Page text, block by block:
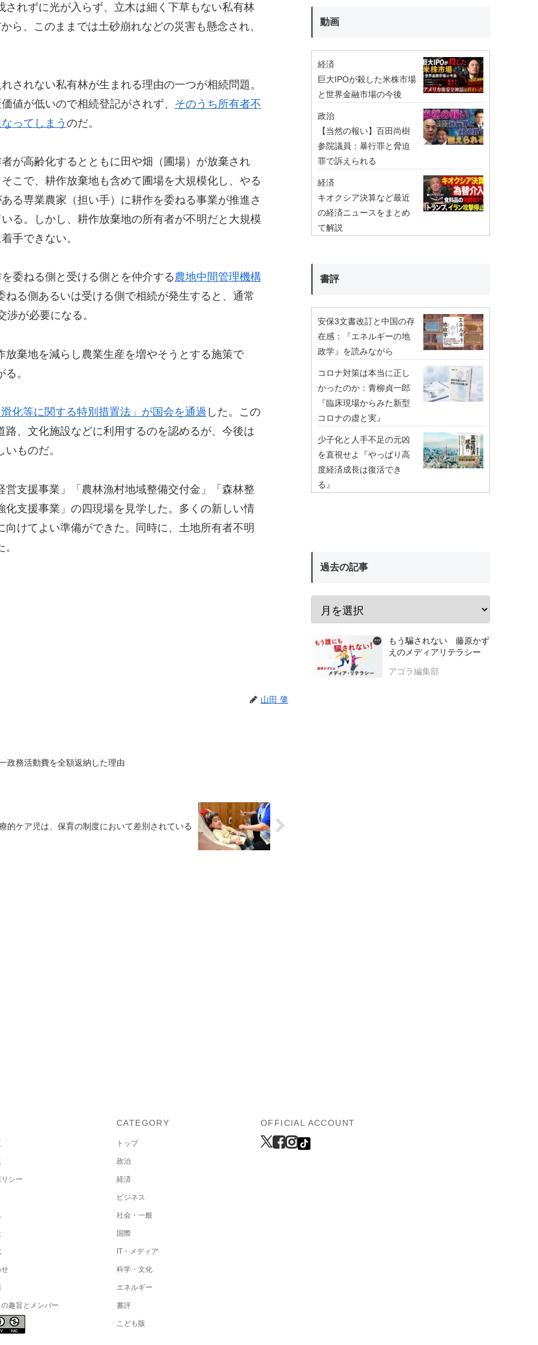
れずに光が入らず、立木は細く下草もない私有林
ら、このままでは土砂崩れなどの災害も懸念され、
されない私有林が生まれる理由の一つが相続問題。
値が低いので相続登記がされず、 そのうち所有者不
ってしまう のだ。
が高齢化するとともに田や畑（圃場）が放棄され
こで、耕作放棄地も含めて圃場を大規模化し、やる
る専業農家（担い手）に耕作を委ねる事業が推進さ
る。しかし、耕作放棄地の所有者が不明だと大規模
手できない。
委ねる側と受ける側とを仲介する農地中間管理機構
る側あるいは受ける側で相続が発生すると、通常
が必要になる。
棄地を減らし農業生産を増やそうとする施策で
。
化等に関する特別措置法」が国会を通過 した。この
、文化施設などに利用するのを認めるが、今後は
ものだ。
支援事業」「農林漁村地域整備交付金」「森林整
支援事業」の四現場を見学した。多くの新しい情
けてよい準備ができた。同時に、土地所有者不明
山田 肇
政務活動費を全額返納した理由
的ケア児は、保育の制度において差別されている
動画
経済
巨大IPOが殺した米株市場
と世界金融市場の今後
政治
【当然の報い】百田尚樹
参院議員：暴行罪と脅迫
罪で訴えられる
経済
キオクシア決算など最近
の経済ニュースをまとめ
て解説
書評
安保3文書改訂と中国の存
在感：『エネルギーの地
政学』を読みながら
コロナ対策は本当に正し
かったのか：青柳貞一郎
『臨床現場からみた新型
コロナの虚と実』
少子化と人手不足の元凶
を直視せよ『やっぱり高
度経済成長は復活でき
る』
過去の記事
もう騙されない 藤原かず
えのメディアリテラシー
アゴラ編集部
シー
趣旨とメンバー
CATEGORY
トップ
政治
経済
ビジネス
社会・一般
国際
IT・メディア
科学・文化
エネルギー
書評
こども版
OFFICIAL ACCOUNT